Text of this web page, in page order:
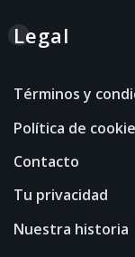
Legal
Términos y
Política de
Contacto
Tu privacidad
Nuestra historia